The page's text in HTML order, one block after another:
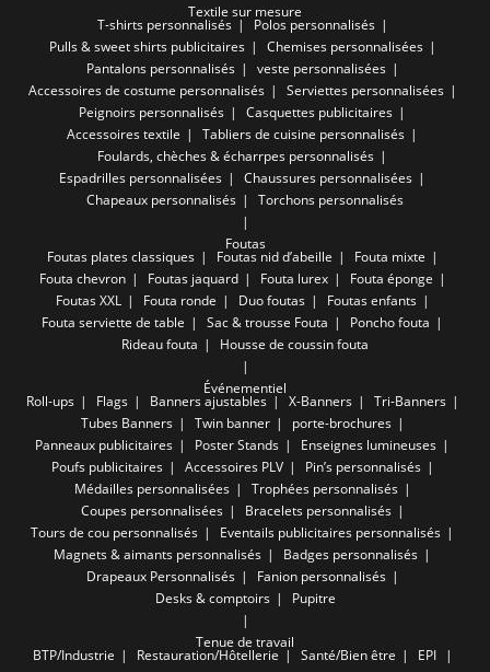
Textile sur mesure
T-shirts personnalisés
Polos personnalisés
Pulls & sweet shirts publicitaires
Chemises personnalisées
Pantalons personnalisés
veste personnalisées
Accessoires de costume personnalisés
Serviettes personnalisées
Peignoirs personnalisés
Casquettes publicitaires
Accessoires textile
Tabliers de cuisine personnalisés
Foulards, chèches & écharrpes personnalisés
Espadrilles personnalisées
Chaussures personnalisées
Chapeaux personnalisés
Torchons personnalisés
Foutas
Foutas plates classiques Foutas nid d’abeille
Fouta mixte
Fouta chevron
Foutas jaquard Fouta lurex
Fouta éponge
Foutas XXL
Fouta ronde Duo foutas
Foutas enfants
Fouta serviette de table
Sac & trousse Fouta
Poncho fouta
Rideau fouta
Housse de coussin fouta
Événementiel
Roll-ups Flags Banners ajustables X-Banners
Tri-Banners
Tubes Banners
Twin banner
porte-brochures
Panneaux publicitaires
Poster Stands
Enseignes lumineuses
Poufs publicitaires
Accessoires PLV
Pin’s personnalisés
Médailles personnalisées
Trophées personnalisés
Coupes personnalisées
Bracelets personnalisés
Tours de cou personnalisés
Eventails publicitaires personnalisés
Magnets & aimants personnalisés
Badges personnalisés
Drapeaux Personnalisés
Fanion personnalisés
Desks & comptoirs
Pupitre
Tenue de travail
BTP/Industrie Restauration/Hôtellerie Santé/Bien être EPI